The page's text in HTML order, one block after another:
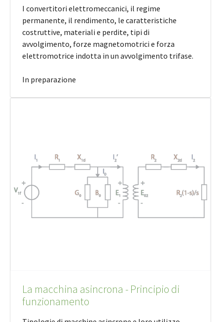
I convertitori elettromeccanici, il regime
permanente, il rendimento, le caratteristiche
costruttive, materiali e perdite, tipi di
avvolgimento, forze magnetomotrici e forza
elettromotrice indotta in un avvolgimento trifase.
In preparazione
La macchina asincrona - Principio di
funzionamento